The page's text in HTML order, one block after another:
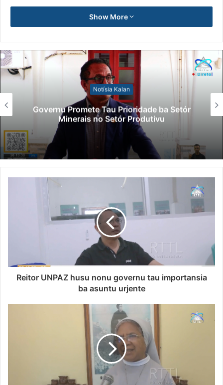
Show More
Notísia Kalan
Governu Promete Tau Prioridade ba Setór
Minerais no Setór Produtivu
Reitor UNPAZ husu nonu governu tau importansia
ba asuntu urjente